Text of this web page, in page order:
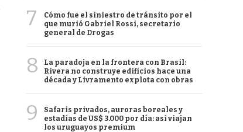
7
Cómo fue el siniestro de tránsito por el
que murió Gabriel Rossi, secretario
general de Drogas
8
La paradoja en la frontera con Brasil:
Rivera no construye edificios hace una
década y Livramento explota con obras
9
Safaris privados, auroras boreales y
estadías de US$ 3.000 por día: así viajan
los uruguayos premium